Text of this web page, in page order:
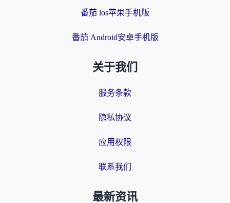
番茄 ios苹果手机版
番茄 Android安卓手机版
关于我们
服务条款
隐私协议
应用权限
联系我们
最新资讯